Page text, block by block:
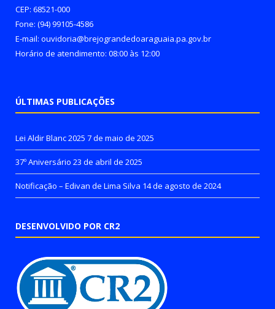
CEP: 68521-000
Fone: (94) 99105-4586
E-mail: ouvidoria@brejograndedoaraguaia.pa.gov.br
Horário de atendimento: 08:00 às 12:00
ÚLTIMAS PUBLICAÇÕES
Lei Aldir Blanc 2025 7 de maio de 2025
37º Aniversário 23 de abril de 2025
Notificação – Edivan de Lima Silva 14 de agosto de 2024
DESENVOLVIDO POR CR2